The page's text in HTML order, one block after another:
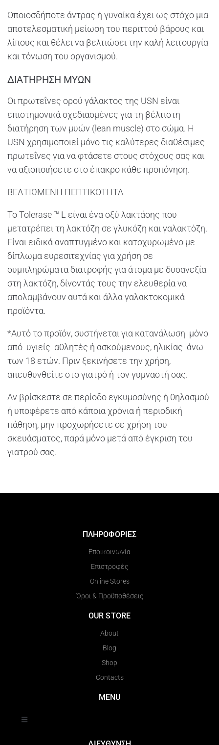
Οποιοσδήποτε άντρας ή γυναίκα έχει ως στόχο μια
αποτελεσματική μείωση του περιττού βάρους και
λίπους και θέλει να βελτιώσει την καλή λειτουργία
και τόνωση του οργανισμού.
ΔΙΑΤΗΡΗΣΗ ΜΥΩΝ
Οι πρωτεΐνες ορού γάλακτος της USN είναι
επιστημονικά σχεδιασμένες για τη βέλτιστη
διατήρηση των μυών (lean muscle) στο σώμα. H
USN χρησιμοποιεί μόνο τις καλύτερες διαθέσιμες
πρωτεΐνες για να φτάσετε στους στόχους σας και
να αξιοποιήσετε στο έπακρο κάθε προπόνηση.
ΒΕΛΤΙΩΜΕΝΗ ΠΕΠΤΙΚΟΤΗΤΑ
Το Tolerase ™ L είναι ένα οξύ λακτάσης που
μετατρέπει τη λακτόζη σε γλυκόζη και γαλακτόζη.
Είναι ειδικά αναπτυγμένο και κατοχυρωμένο με
δίπλωμα ευρεσιτεχνίας για χρήση σε
συμπληρώματα διατροφής για άτομα με δυσανεξία
στη λακτόζη, δίνοντάς τους την ελευθερία να
απολαμβάνουν αυτά και άλλα γαλακτοκομικά
προϊόντα.
*Αυτό το προϊόν, συστήνεται για κατανάλωση μόνο
από υγιείς αθλητές ή ασκούμενους, ηλικίας άνω
των 18 ετών. Πριν ξεκινήσετε την χρήση,
απευθυνθείτε στο γιατρό ή τον γυμναστή σας.
Αν βρίσκεστε σε περίοδο εγκυμοσύνης ή θηλασμού
ή υποφέρετε από κάποια χρόνια ή περιοδική
πάθηση, μην προχωρήσετε σε χρήση του
σκευάσματος, παρά μόνο μετά από έγκριση του
γιατρού σας.
ΠΛΗΡΟΦΟΡΙΕΣ
Εποικοινωνία
Επιστροφές
Online Stores
Όροι & Προϋποθέσεις
OUR STORE
About
Blog
Shop
Contacts
MENU